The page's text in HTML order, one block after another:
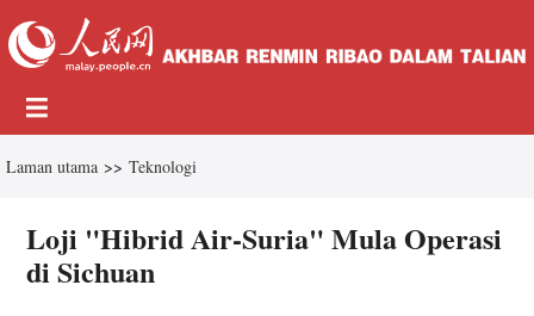
Laman utama >> Teknologi
Loji "Hibrid Air-Suria" Mula Operasi
di Sichuan